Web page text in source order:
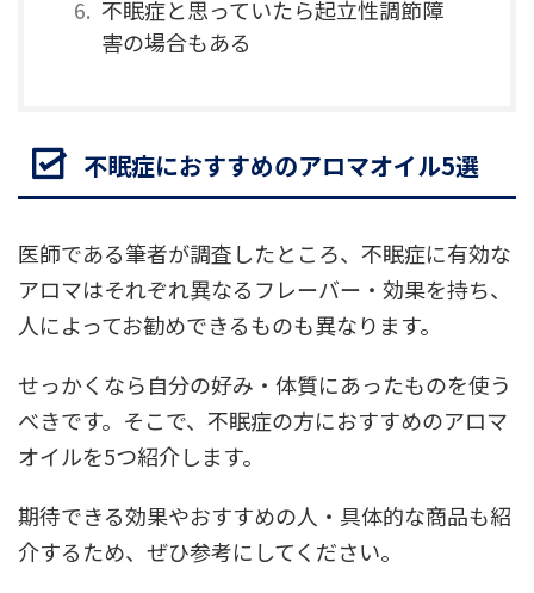
不眠症と思っていたら起立性調節障
害の場合もある
不眠症におすすめのアロマオイル5選
医師である筆者が調査したところ、不眠症に有効な
アロマはそれぞれ異なるフレーバー・効果を持ち、
人によってお勧めできるものも異なります。
せっかくなら自分の好み・体質にあったものを使う
べきです。そこで、不眠症の方におすすめのアロマ
オイルを5つ紹介します。
期待できる効果やおすすめの人・具体的な商品も紹
介するため、ぜひ参考にしてください。